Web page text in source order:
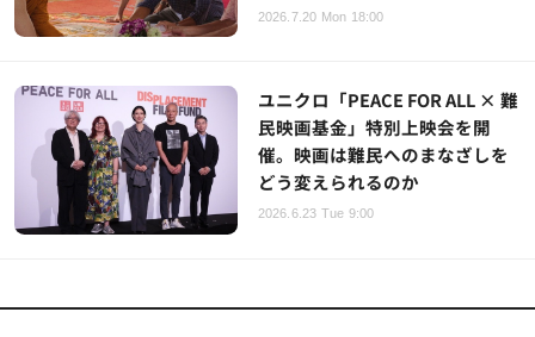
2026.7.20 Mon 18:00
ユニクロ「PEACE FOR ALL × 難
民映画基金」特別上映会を開
催。映画は難民へのまなざしを
どう変えられるのか
2026.6.23 Tue 9:00